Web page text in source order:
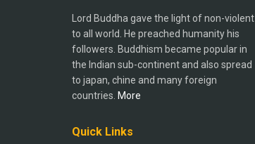
Lord Buddha gave the light of non-violent
to all world. He preached humanity his
followers. Buddhism became popular in
the Indian sub-continent and also spread
to japan, chine and many foreign
countries. More
Quick Links